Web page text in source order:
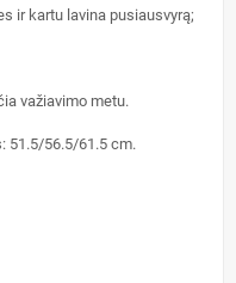
ir kartu lavina pusiausvyrą;
važiavimo metu.
51.5/56.5/61.5 cm.